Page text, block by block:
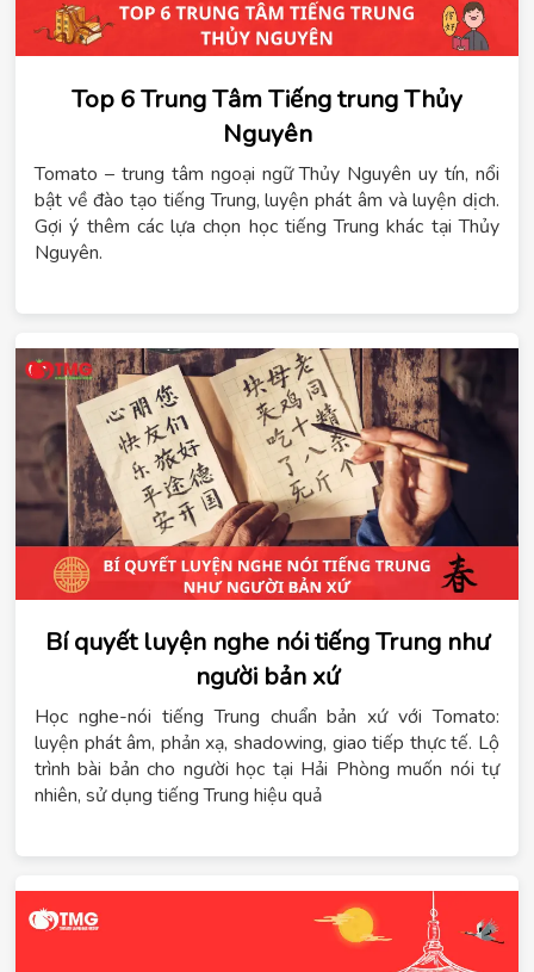
Top 6 Trung Tâm Tiếng trung Thủy
Nguyên
Tomato – trung tâm ngoại ngữ Thủy Nguyên uy tín, nổi
bật về đào tạo tiếng Trung, luyện phát âm và luyện dịch.
Gợi ý thêm các lựa chọn học tiếng Trung khác tại Thủy
Nguyên.
Bí quyết luyện nghe nói tiếng Trung như
người bản xứ
Học nghe-nói tiếng Trung chuẩn bản xứ với Tomato:
luyện phát âm, phản xạ, shadowing, giao tiếp thực tế. Lộ
trình bài bản cho người học tại Hải Phòng muốn nói tự
nhiên, sử dụng tiếng Trung hiệu quả